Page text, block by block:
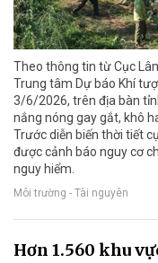
Theo thông tin từ Cục
Trung tâm Dự báo Khí
3/6/2026, trên địa bàn
nắng nóng gay gắt, khô
Trước diễn biến thời tiết
được cảnh báo nguy cơ
nguy hiểm.
Môi trường - Tài nguyên
Hơn 1.560 khu